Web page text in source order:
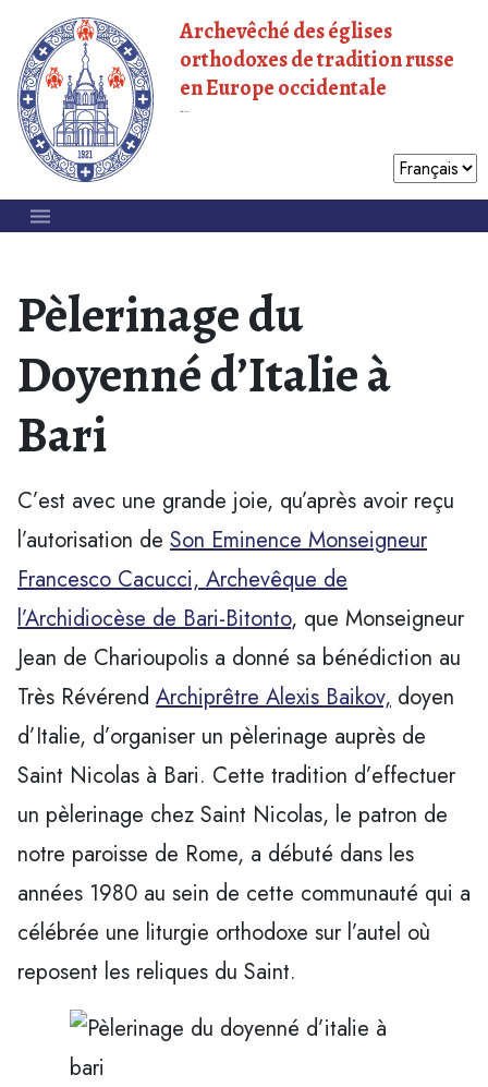
Archevêché des églises
orthodoxes de tradition russe
en Europe occidentale
Pèlerinage du
Doyenné d’Italie à
Bari
C’est avec une grande joie, qu’après avoir reçu
l’autorisation de Son Eminence Monseigneur
Francesco Cacucci, Archevêque de
l’Archidiocèse de Bari-Bitonto, que Monseigneur
Jean de Charioupolis a donné sa bénédiction au
Très Révérend Archiprêtre Alexis Baikov, doyen
d’Italie, d’organiser un pèlerinage auprès de
Saint Nicolas à Bari. Cette tradition d’effectuer
un pèlerinage chez Saint Nicolas, le patron de
notre paroisse de Rome, a débuté dans les
années 1980 au sein de cette communauté qui a
célébrée une liturgie orthodoxe sur l’autel où
reposent les reliques du Saint.